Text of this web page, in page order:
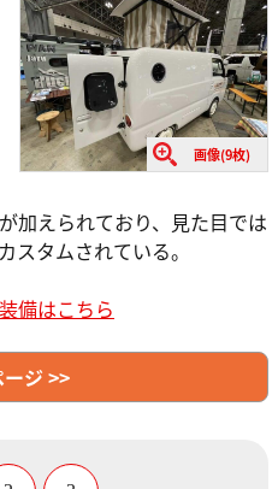
画像(9枚)
加えられており、見た目では
スタムされている。
備はこちら
ジ >>